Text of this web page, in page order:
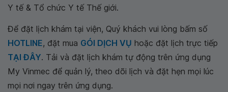
Y tế & Tổ chức Y tế Thế giới.
Để đặt lịch khám tại viện, Quý khách vui lòng bấm số
HOTLINE, đặt mua GÓI DỊCH VỤ hoặc đặt lịch trực tiếp
TẠI ĐÂY. Tải và đặt lịch khám tự động trên ứng dụng
My Vinmec để quản lý, theo dõi lịch và đặt hẹn mọi lúc
mọi nơi ngay trên ứng dụng.